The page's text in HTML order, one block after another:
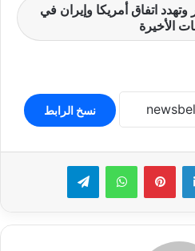
اتفاق أمريكا وإيران في
الأخيرة
نسخ الرابط
لينكدإن بينتيريستواتساب تيلقرام